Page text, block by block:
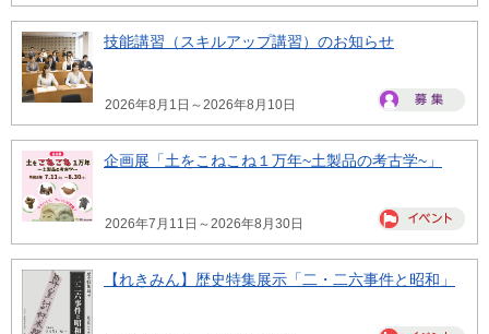
技能講習（スキルアップ講習）のお知らせ
2026年8月1日～2026年8月10日
企画展「土をこねこね１万年~土製品の考古学~」
2026年7月11日～2026年8月30日
【れきみん】歴史特集展示「二・二六事件と昭和」